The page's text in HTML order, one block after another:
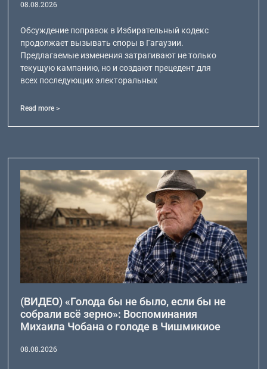
08.08.2026
Обсуждение поправок в Избирательный кодекс
продолжает вызывать споры в Гагаузии.
Предлагаемые изменения затрагивают не только
текущую кампанию, но и создают прецедент для
всех последующих электоральных
Read more >
(ВИДЕО) «Голода бы не было, если бы не
собрали всё зерно»: Воспоминания
Михаила Чобана о голоде в Чишмикиое
08.08.2026